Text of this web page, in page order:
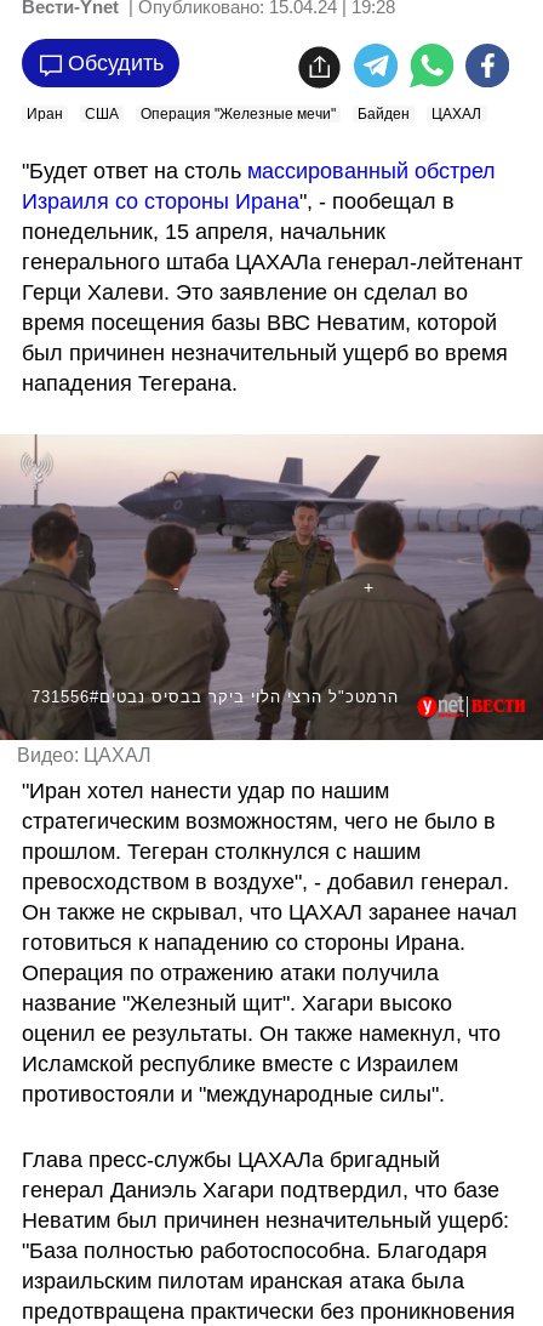
Вести-Ynet | Опубликовано: 15.04.24 | 19:28
Обсудить
Иран США Операция "Железные мечи" Байден ЦАХАЛ
"Будет ответ на столь массированный обстрел
Израиля со стороны Ирана", - пообещал в
понедельник, 15 апреля, начальник
генерального штаба ЦАХАЛа генерал-лейтенант
Герци Халеви. Это заявление он сделал во
время посещения базы ВВС Неватим, которой
был причинен незначительный ущерб во время
нападения Тегерана.
731556#הרמטכ"ל הרצי הלוי ביקר בבסיס נבטים
Видео: ЦАХАЛ
"Иран хотел нанести удар по нашим
стратегическим возможностям, чего не было в
прошлом. Тегеран столкнулся с нашим
превосходством в воздухе", - добавил генерал.
Он также не скрывал, что ЦАХАЛ заранее начал
готовиться к нападению со стороны Ирана.
Операция по отражению атаки получила
название "Железный щит". Хагари высоко
оценил ее результаты. Он также намекнул, что
Исламской республике вместе с Израилем
противостояли и "международные силы".
Глава пресс-службы ЦАХАЛа бригадный
генерал Даниэль Хагари подтвердил, что базе
Неватим был причинен незначительный ущерб:
"База полностью работоспособна. Благодаря
израильским пилотам иранская атака была
предотвращена практически без проникновения